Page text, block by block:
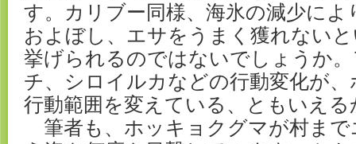
す。カリブー同様、海氷の減少によ
およぼし、エサをうまく獲れない
挙げられるのではないでしょうか
チ、シロイルカなどの行動変化が
行動範囲を変えている、ともいえ
筆者も、ホッキョクグマが村まで